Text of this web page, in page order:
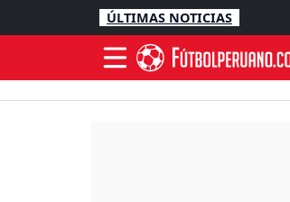
ÚLTIMAS NOTICIAS